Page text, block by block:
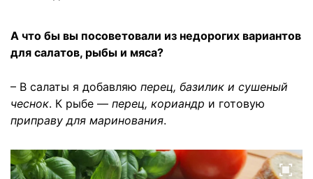
А что бы вы посоветовали из недорогих вариантов
для салатов, рыбы и мяса?
– В салаты я добавляю перец, базилик и сушеный
чеснок. К рыбе — перец, кориандр и готовую
приправу для маринования.